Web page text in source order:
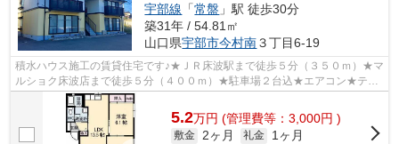
宇部線 「常盤 」駅 徒歩30分
築31年 / 54.81㎡
山口県宇部市今村南３丁目6-19
積水ハウス施工の賃貸住宅です♪★ＪＲ床波駅まで徒歩５分（３５０ｍ）★マ
ルショク床波店まで徒歩５分（４００ｍ）★駐車場２台込★エアコン★テレ
ビモニターホン★温水洗浄便座★アクセント...
5.2万円 (管理費等：3,000円 )
敷金 2ヶ月 礼金
1ヶ月